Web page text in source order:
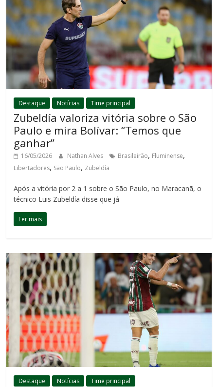
Destaque Notícias Time principal
Zubeldía valoriza vitória sobre o São
Paulo e mira Bolívar: “Temos que
ganhar”
16/05/2026 Nathan Alves Brasileirão, Fluminense,
Libertadores, São Paulo, Zubeldía
Após a vitória por 2 a 1 sobre o São Paulo, no Maracanã, o
técnico Luis Zubeldía disse que já
Ler mais
Destaque Notícias Time principal